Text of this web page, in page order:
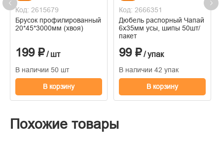
Код: 2615679
Брусок профилированный
20*45*3000мм (хвоя)
199 ₽/ шт
В наличии 50 шт
В корзину
Код: 2666351
Дюбель распорный Чапай
6х35мм усы, шипы 50шт/
пакет
99 ₽/ упак
В наличии 42 упак
В корзину
Похожие товары